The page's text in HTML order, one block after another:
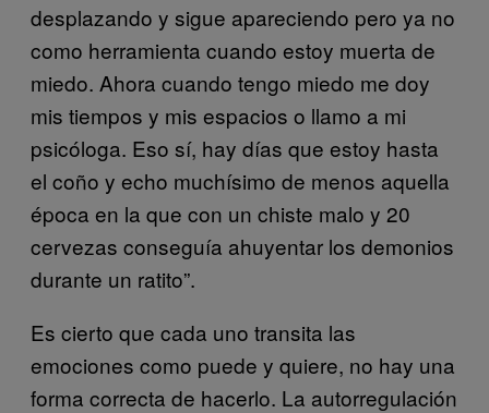
desplazando y sigue apareciendo pero ya no
como herramienta cuando estoy muerta de
miedo. Ahora cuando tengo miedo me doy
mis tiempos y mis espacios o llamo a mi
psicóloga. Eso sí, hay días que estoy hasta
el coño y echo muchísimo de menos aquella
época en la que con un chiste malo y 20
cervezas conseguía ahuyentar los demonios
durante un ratito”.
Es cierto que cada uno transita las
emociones como puede y quiere, no hay una
forma correcta de hacerlo. La autorregulación